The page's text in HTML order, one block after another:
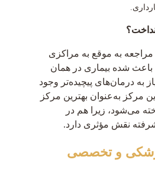
مراجعه به موقع به مراکزی
باعث شده بیماری در همان
به درمان‌های پیچیده‌تر وجود
مرکز به‌عنوان بهترین مرکز
می‌شود، زیرا هم در
نقش مؤثری دارد.
و تخصصی